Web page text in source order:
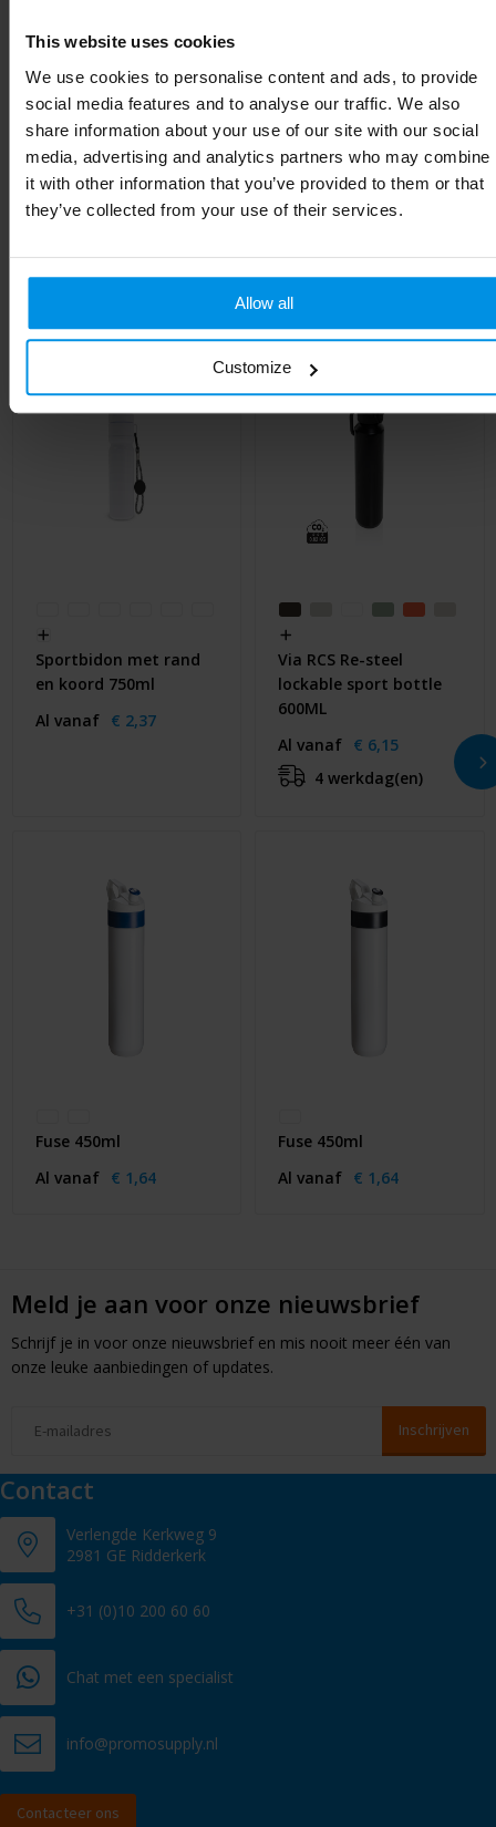
This website uses cookies
We use cookies to personalise content and ads, to provide
social media features and to analyse our traffic. We also
share information about your use of our site with our social
media, advertising and analytics partners who may combine
it with other information that you’ve provided to them or that
they’ve collected from your use of their services.
Allow all
Customize
Kleur Wit
Hoogte 23.3 cm
Gerelateerde producten
Sportbidon met rand
en koord 750ml
Al vanaf € 2,37
Via RCS Re-steel
lockable sport bottle
600ML
Al vanaf € 6,15
4 werkdag(en)
Fuse 450ml
Al vanaf € 1,64
Fuse 450ml
Al vanaf € 1,64
Meld je aan voor onze nieuwsbrief
Schrijf je in voor onze nieuwsbrief en mis nooit meer één van
onze leuke aanbiedingen of updates.
Contact
Verlengde Kerkweg 9
2981 GE Ridderkerk
+31 (0)10 200 60 60
Chat met een specialist
info@promosupply.nl
Contacteer ons